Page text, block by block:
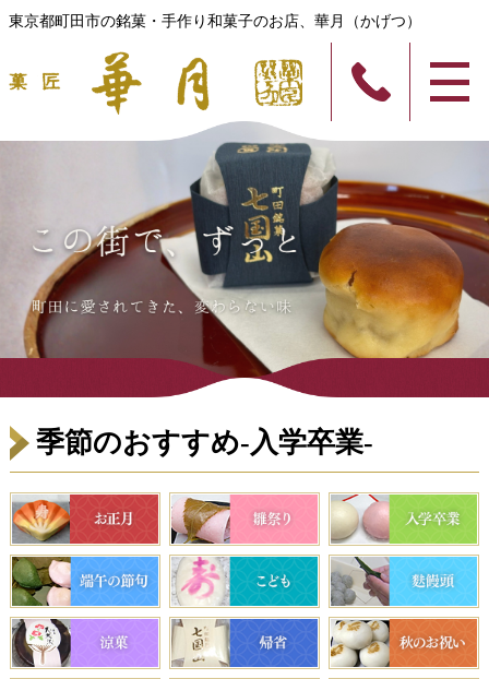
東京都町田市の銘菓・手作り和菓子のお店、華月（かげつ）
季節のおすすめ-入学卒業-